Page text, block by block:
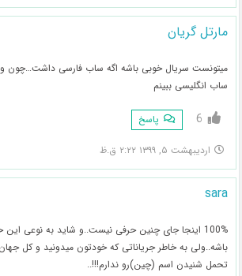
مارتل گریان
میتونست سریال خوبی باشه اگه ساب فارسی داشت…چون
ساب انگلیسی ببینم
6 پاسخ
اردیبهشت ۵, ۱۳۹۹ ۲:۲۲ ق.ظ
sara
100% اینجا جای چنین حرفی نیست..و شاید به نوعی
باشه..ولی به خاطر جریاناتی که خودتون میدونید و کل
تحمل شنیدن اسم (چین)رو ندارم!!!..